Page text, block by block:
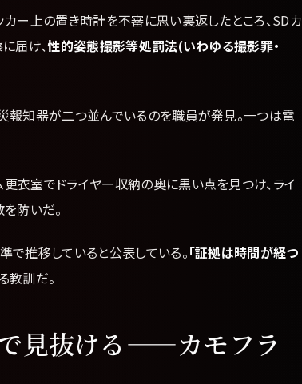
上の置き時計を不審に思い裏返したところ、SDカ
届け、性的姿態撮影等処罰法(いわゆる撮影罪・
知器が二つ並んでいるのを職員が発見。一つは電
室でドライヤー収納の奥に黒い点を見つけ、ライ
防いだ。
推移していると公表している。「証拠は時間が経つ
訓だ。
見抜ける——カモフラ